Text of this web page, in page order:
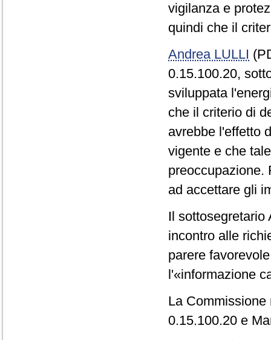
vigilanza e
quindi che il
Andrea LULLI
0.15.100.20,
sviluppata
che il criterio di
avrebbe l'effetto
vigente e che
preoccupazione.
ad accettare gli
Il sottosegretario
incontro alle
parere
l'«informazione
La
0.15.100.20 e